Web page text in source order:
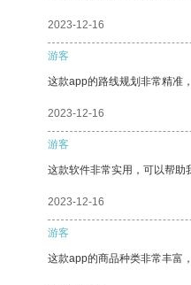
2023-12-16
游客
这款app的路线规划非常精准
2023-12-16
游客
这款软件非常实用，可以帮助
2023-12-16
游客
这款app的商品种类非常丰富